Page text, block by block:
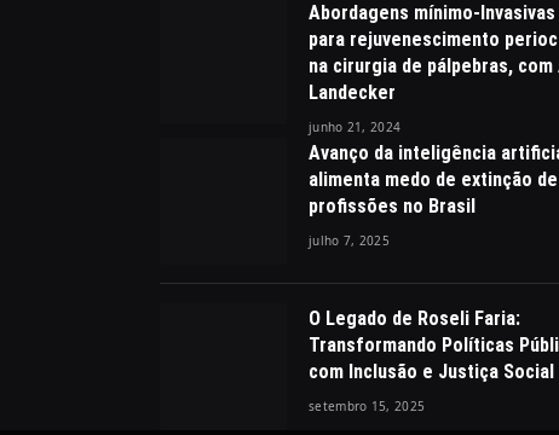
Abordagens mínimo-Invasivas
para rejuvenescimento
na cirurgia de pálpebras, com
Landecker
junho 21, 2024
Avanço da inteligência
alimenta medo de extinção de
profissões no Brasil
julho 7, 2025
O Legado de Roseli Faria:
Transformando Políticas
com Inclusão e Justiça Social
setembro 15, 2025